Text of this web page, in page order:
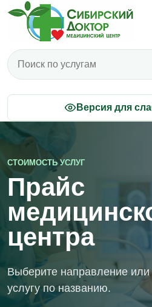
Поиск по прайсу
Версия для
СТОИМОСТЬ УСЛУГ
Прайс
центра
Выберите направление
услугу по названию.